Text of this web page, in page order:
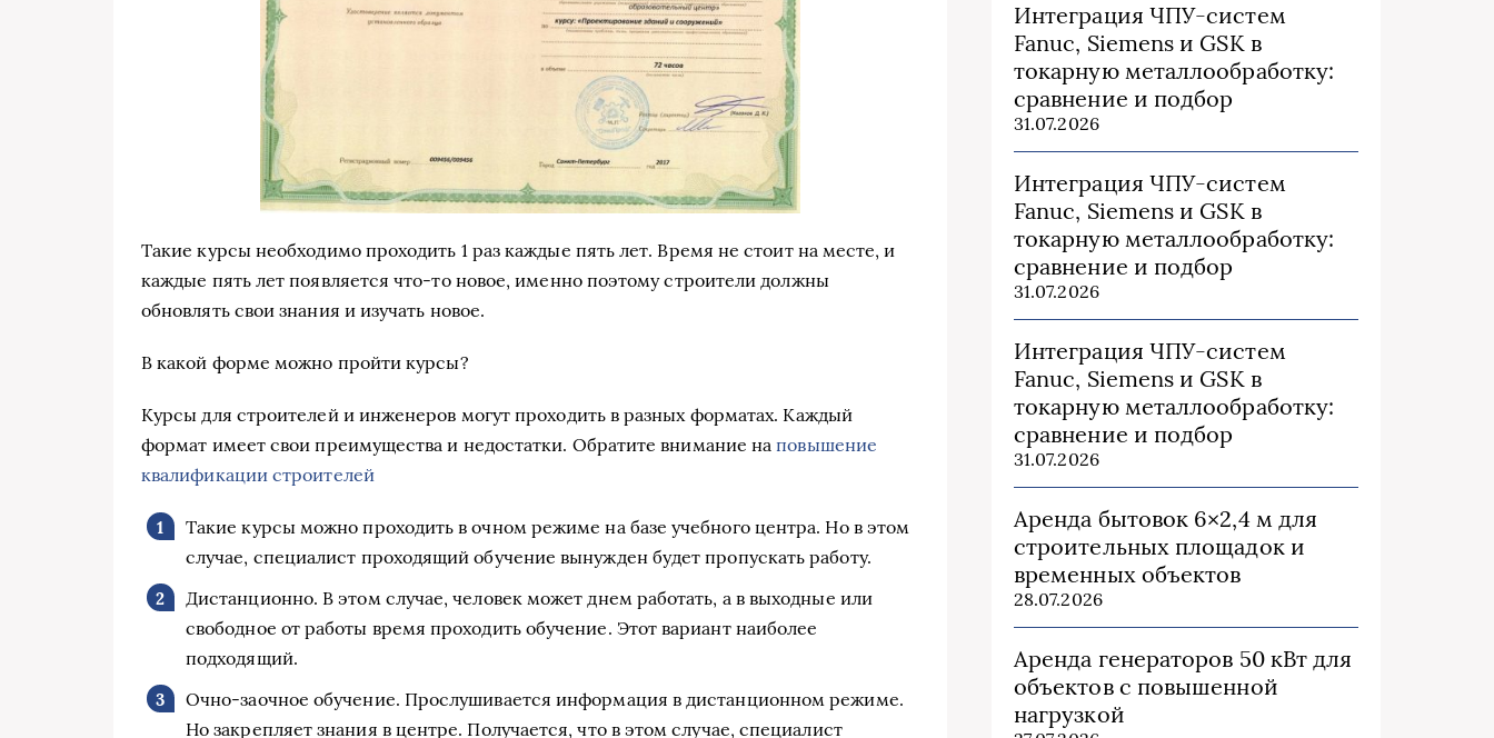
Такие курсы необходимо проходить 1 раз каждые пять лет. Время не стоит на месте, и
каждые пять лет появляется что-то новое, именно поэтому строители должны
обновлять свои знания и изучать новое.
В какой форме можно пройти курсы?
Курсы для строителей и инженеров могут проходить в разных форматах. Каждый
формат имеет свои преимущества и недостатки. Обратите внимание наповышение
квалификации строителей
Такие курсы можно проходить в очном режиме на базе учебного центра. Но в этом
случае, специалист проходящий обучение вынужден будет пропускать работу.
Дистанционно. В этом случае, человек может днем работать, а в выходные или
свободное от работы время проходить обучение. Этот вариант наиболее
подходящий.
Очно-заочное обучение. Прослушивается информация в дистанционном режиме.
Но закрепляет знания в центре. Получается, что в этом случае, специалист
Интеграция ЧПУ-систем
Fanuc, Siemens и GSK в
токарную металлообработку:
сравнение и подбор
31.07.2026
Интеграция ЧПУ-систем
Fanuc, Siemens и GSK в
токарную металлообработку:
сравнение и подбор
31.07.2026
Интеграция ЧПУ-систем
Fanuc, Siemens и GSK в
токарную металлообработку:
сравнение и подбор
31.07.2026
Аренда бытовок 6×2,4 м для
строительных площадок и
временных объектов
28.07.2026
Аренда генераторов 50 кВт для
объектов с повышенной
нагрузкой